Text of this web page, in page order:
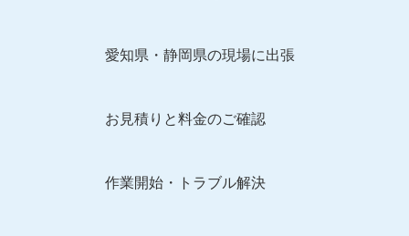
愛知県・静岡県の現場に出張
お見積りと料金のご確認
作業開始・トラブル解決